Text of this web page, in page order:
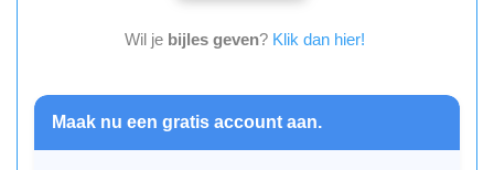
Wil je bijles geven? Klik dan hier!
Maak nu een gratis account aan.